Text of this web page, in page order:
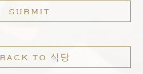
SUBMIT
BACK TO 식당